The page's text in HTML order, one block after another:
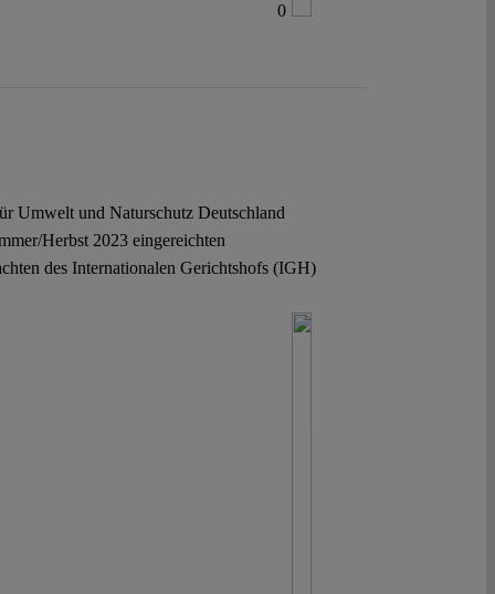
0
Umwelt und Naturschutz Deutschland
Herbst 2023 eingereichten
des Internationalen Gerichtshofs (IGH)